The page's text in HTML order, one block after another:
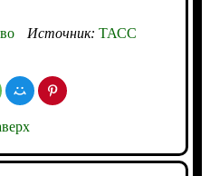
Источник: ТАСС